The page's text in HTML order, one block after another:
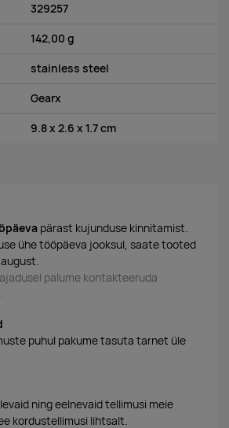
329257
142,00 g
stainless steel
Gearx
9.8 x 2.6 x 1.7 cm
pärast kujunduse kinnitamist.
ühe tööpäeva jooksul, saate tooted
palume kontakteeruda
puhul pakume tasuta tarnet üle
ning eelnevaid tellimusi meie
kordustellimusi lihtsalt.